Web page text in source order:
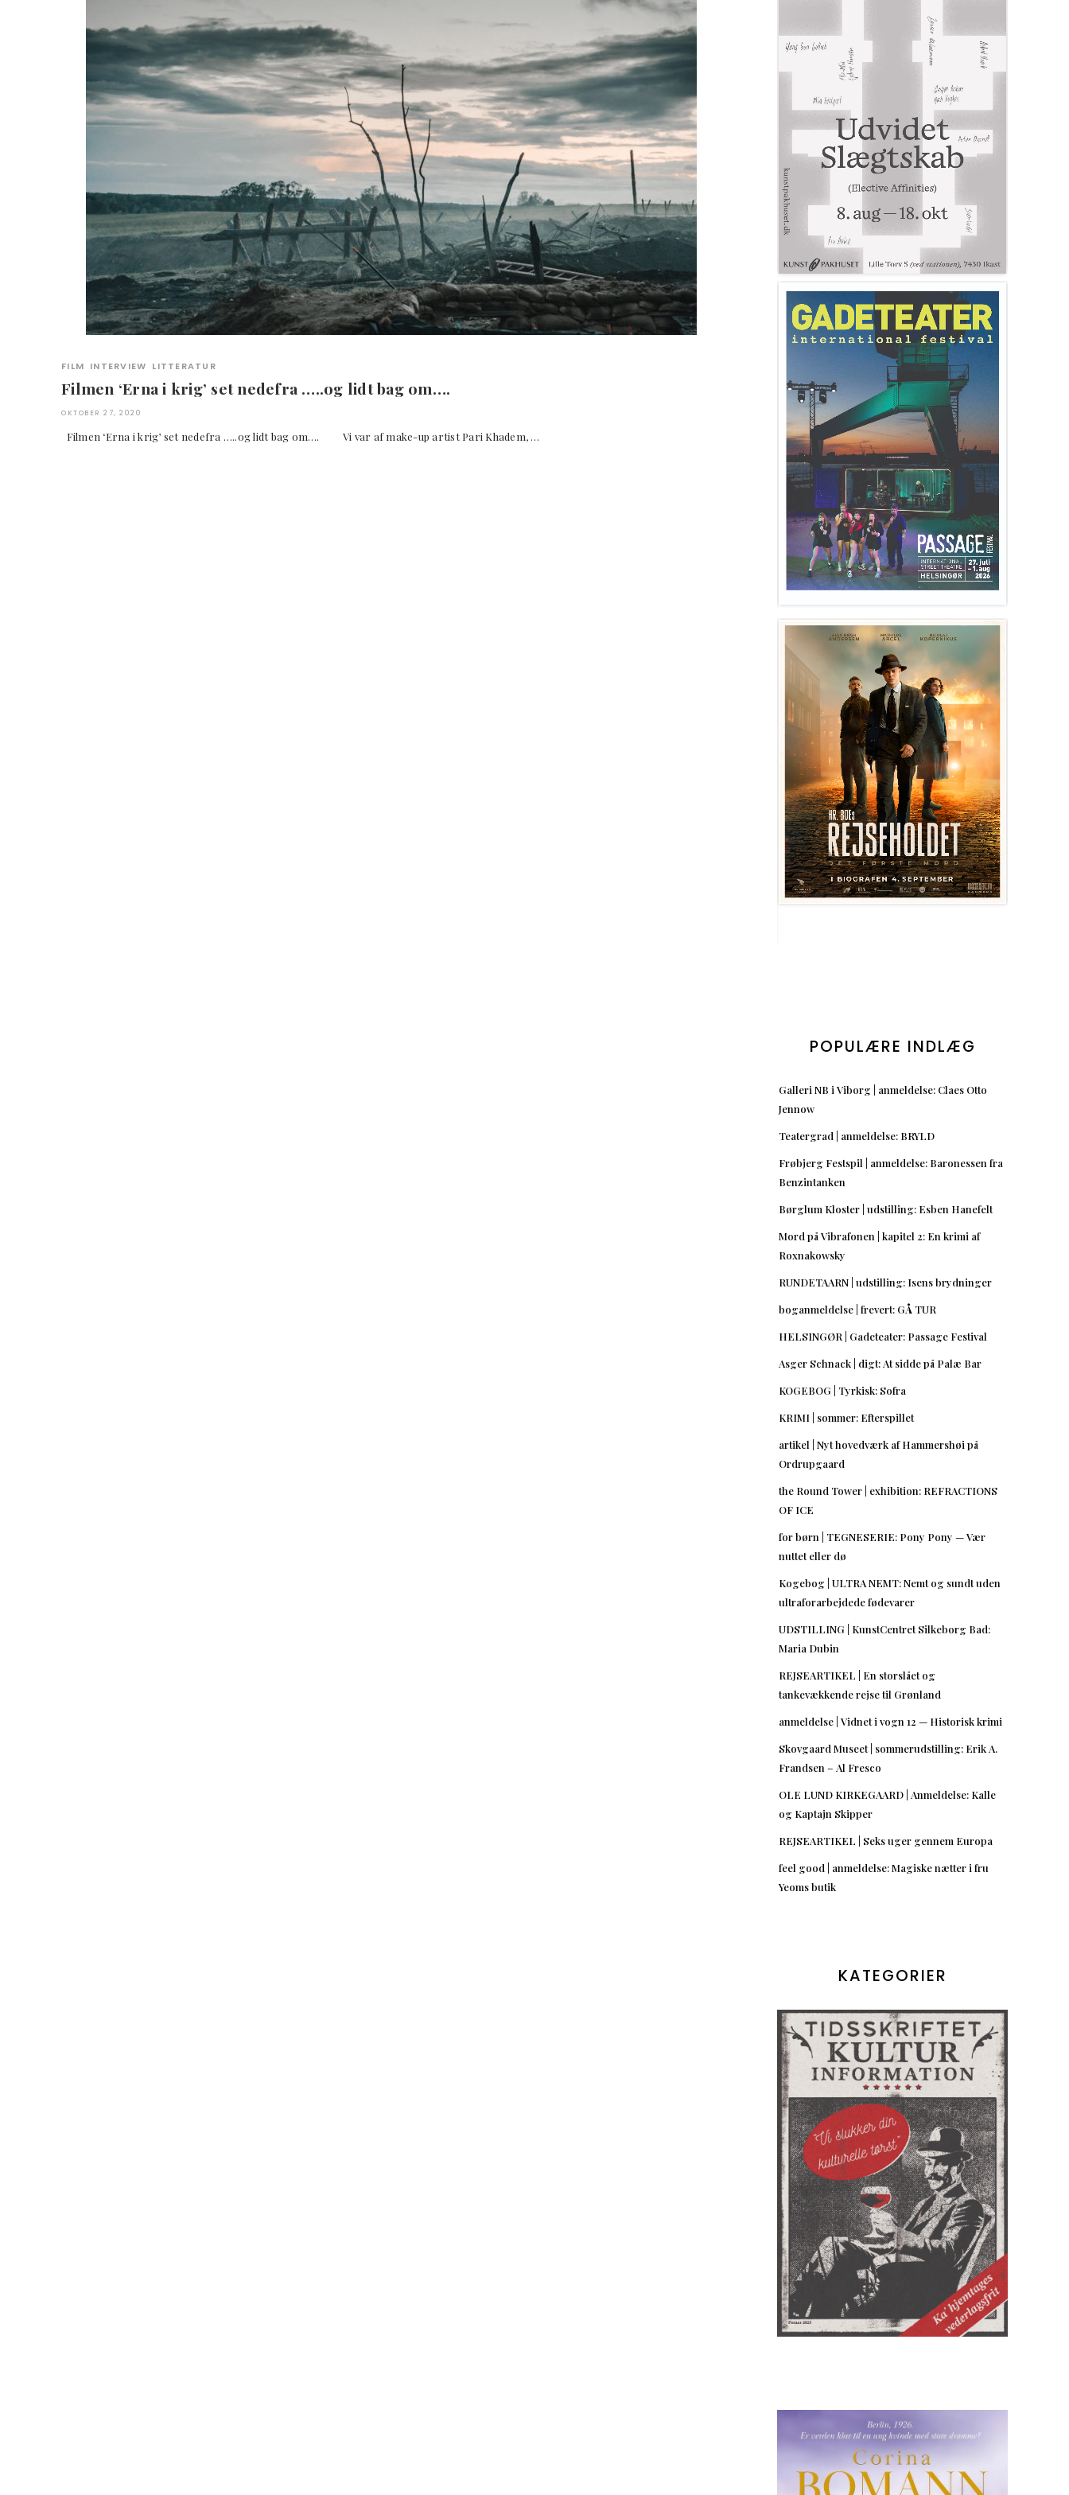
FILM INTERVIEW LITTERATUR
Filmen ‘Erna i krig’ set nedefra …..og lidt bag om….
OKTOBER 27, 2020
Filmen ‘Erna i krig’ set nedefra …..og lidt bag om…. Vi var af make-up artist Pari Khadem, …
POPULÆRE INDLÆG
Galleri NB i Viborg | anmeldelse: Claes Otto
Jennow
Teatergrad | anmeldelse: BRYLD
Frøbjerg Festspil | anmeldelse: Baronessen fra
Benzintanken
Børglum Kloster | udstilling: Esben Hanefelt
Mord på Vibrafonen | kapitel 2: En krimi af
Roxnakowsky
RUNDETAARN | udstilling: Isens brydninger
boganmeldelse | frevert: GÅ TUR
HELSINGØR | Gadeteater: Passage Festival
Asger Schnack | digt: At sidde på Palæ Bar
KOGEBOG | Tyrkisk: Sofra
KRIMI | sommer: Efterspillet
artikel | Nyt hovedværk af Hammershøi på
Ordrupgaard
the Round Tower | exhibition: REFRACTIONS
OF ICE
for børn | TEGNESERIE: Pony Pony — Vær
nuttet eller dø
Kogebog | ULTRA NEMT: Nemt og sundt uden
ultraforarbejdede fødevarer
UDSTILLING | KunstCentret Silkeborg Bad:
Maria Dubin
REJSEARTIKEL | En storslået og
tankevækkende rejse til Grønland
anmeldelse | Vidnet i vogn 12 — Historisk krimi
Skovgaard Museet | sommerudstilling: Erik A.
Frandsen – Al Fresco
OLE LUND KIRKEGAARD | Anmeldelse: Kalle
og Kaptajn Skipper
REJSEARTIKEL | Seks uger gennem Europa
feel good | anmeldelse: Magiske nætter i fru
Yeoms butik
KATEGORIER